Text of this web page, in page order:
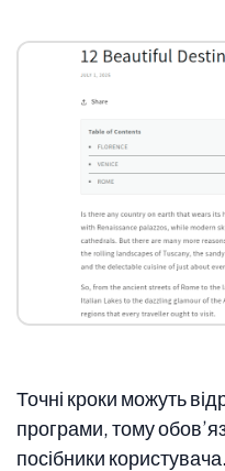
Точні кроки можуть
програми, тому
посібники користувача.